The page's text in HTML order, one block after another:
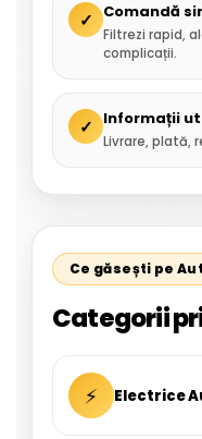
✓ Comandă
Filtrezi rapid,
complicații.
✓ Informații
Livrare, plată,
Ce găsești pe
Categorii
⚡ Electrice